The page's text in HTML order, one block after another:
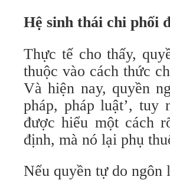
Hệ sinh thái chi phối
Thực tế cho thấy,
thuộc vào cách thức
Và hiện nay, quyền
pháp, pháp luật’, tuy
được hiểu một cách
định, mà nó lại phụ
Nếu quyền tự do